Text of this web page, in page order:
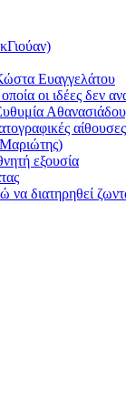
Ευαγγελάτου
οι ιδέες δεν
αίθουσες
εξουσία
διατηρηθεί